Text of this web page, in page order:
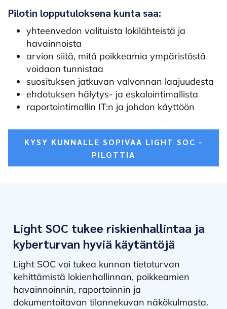
Pilotin lopputuloksena kunta saa:
yhteenvedon valituista lokilähteistä ja
havainnoista
arvion siitä, mitä poikkeamia ympäristöstä
voidaan tunnistaa
suosituksen jatkuvan valvonnan laajuudesta
ehdotuksen hälytys- ja eskalointimallista
raportointimallin IT:n ja johdon käyttöön
KYSY KUNNALLE SOPIVAA LIGHT SOC -
PILOTTIA
Light SOC tukee riskienhallintaa ja
kyberturvan hyviä käytäntöjä
Light SOC voi tukea kunnan tietoturvan
kehittämistä lokienhallinnan, poikkeamien
havainnoinnin, raportoinnin ja
dokumentoitavan tilannekuvan näkökulmasta.